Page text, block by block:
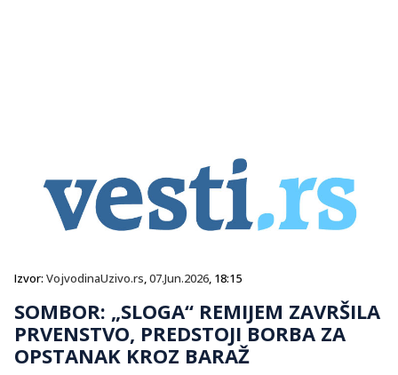
Izvor: VojvodinaUzivo.rs,07.Jun.2026, 18:15
SOMBOR: „SLOGA“ REMIJEM ZAVRŠILA
PRVENSTVO, PREDSTOJI BORBA ZA
OPSTANAK KROZ BARAŽ